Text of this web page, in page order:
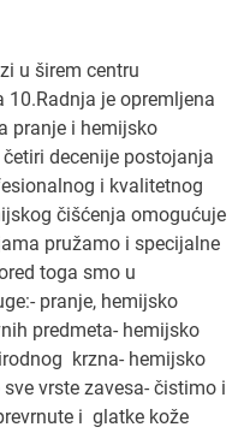
u širem centru
10.Radnja je opremljena
pranje i hemijsko
decenije postojanja
i kvalitetnog
čišćenja omogućuje
pružamo i specijalne
toga smo u
pranje, hemijsko
predmeta- hemijsko
krzna- hemijsko
vrste zavesa- čistimo i
i glatke kože